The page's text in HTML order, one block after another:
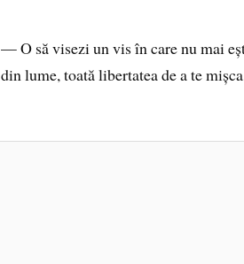
— O să visezi un vis în care nu mai
din lume, toată libertatea de a te